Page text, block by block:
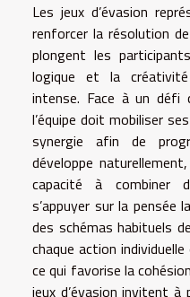
Les jeux d’évasion
renforcer la résolution
plongent les
logique et la
intense. Face à un défi
l’équipe doit mobiliser
synergie afin de
développe
capacité à combiner
s’appuyer sur la pensée
des schémas habituels
chaque action
ce qui favorise la
jeux d’évasion invitent à